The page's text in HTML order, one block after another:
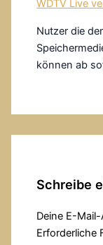
Nutzer die
können ab
Schreibe
Deine E-
Erforderliche